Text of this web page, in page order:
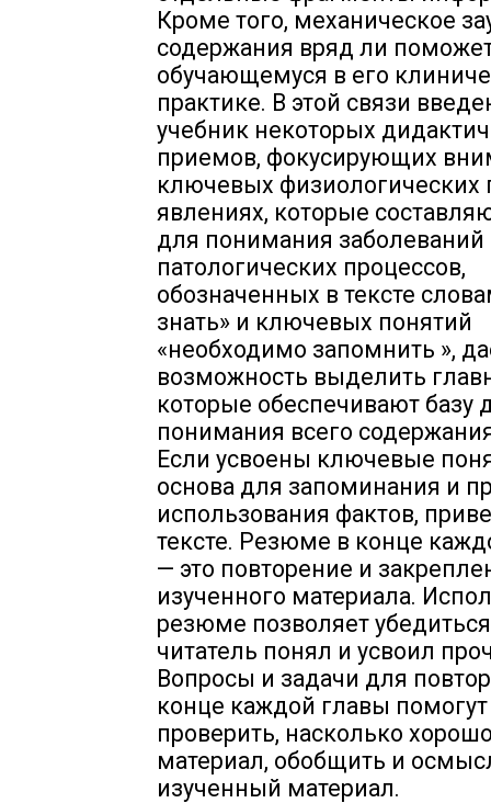
Кроме того, механическое
содержания вряд ли
обучающемуся в его
практике. В этой связи
учебник некоторых
приемов, фокусирующих
ключевых физиологических
явлениях, которые
для понимания заболеваний
патологических процессов,
обозначенных в тексте
знать» и ключевых понятий
«необходимо запомнить »,
возможность выделить
которые обеспечивают базу
понимания всего
Если усвоены ключевые
основа для запоминания и
использования фактов,
тексте. Резюме в конце
— это повторение и
изученного материала.
резюме позволяет
читатель понял и усвоил
Вопросы и задачи для
конце каждой главы
проверить, насколько
материал, обобщить и
изученный материал.